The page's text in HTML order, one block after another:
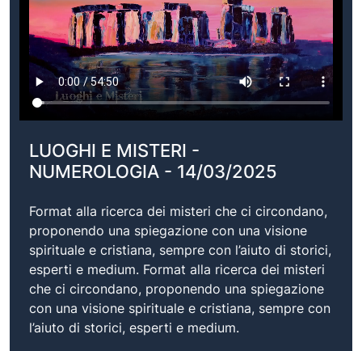
LUOGHI E MISTERI -
NUMEROLOGIA - 14/03/2025
Format alla ricerca dei misteri che ci circondano,
proponendo una spiegazione con una visione
spirituale e cristiana, sempre con l’aiuto di storici,
esperti e medium. Format alla ricerca dei misteri
che ci circondano, proponendo una spiegazione
con una visione spirituale e cristiana, sempre con
l’aiuto di storici, esperti e medium.